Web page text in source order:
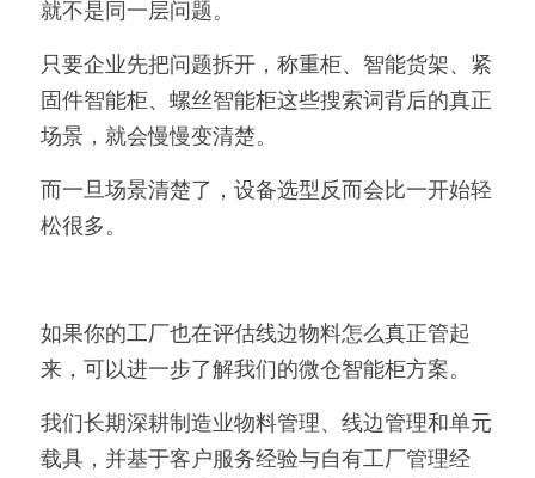
就不是同一层问题。
只要企业先把问题拆开，称重柜、智能货架、紧
固件智能柜、螺丝智能柜这些搜索词背后的真正
场景，就会慢慢变清楚。
而一旦场景清楚了，设备选型反而会比一开始轻
松很多。
如果你的工厂也在评估线边物料怎么真正管起
来，可以进一步了解我们的微仓智能柜方案。
我们长期深耕制造业物料管理、线边管理和单元
载具，并基于客户服务经验与自有工厂管理经